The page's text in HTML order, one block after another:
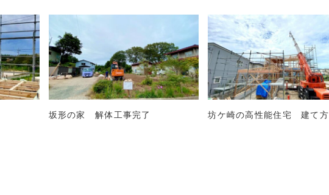
坂形の家 解体工事完了 坊ケ崎の高性能住宅 建て方